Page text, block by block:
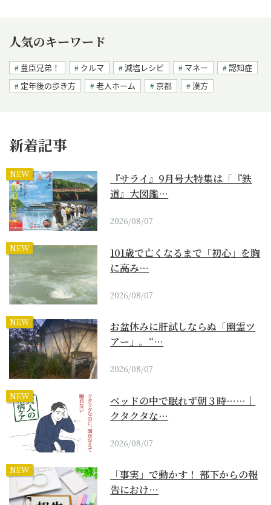
人気のキーワード
豊臣兄弟！ クルマ 減塩レシピ マネー
認知症
定年後の歩き方
老人ホーム 京都 漢方
新着記事
NEW
『サライ』9月号大特集は「『鉄
道』大図鑑…
2026/08/07
NEW
101歳で亡くなるまで「初心」を胸
に高み…
2026/08/07
NEW
お盆休みに肝試しならぬ「幽霊ツ
アー」。“…
2026/08/07
NEW
ベッドの中で眠れず朝３時……｜
クタクタな…
2026/08/07
NEW
「事実」で動かす！ 部下からの報
告におけ…